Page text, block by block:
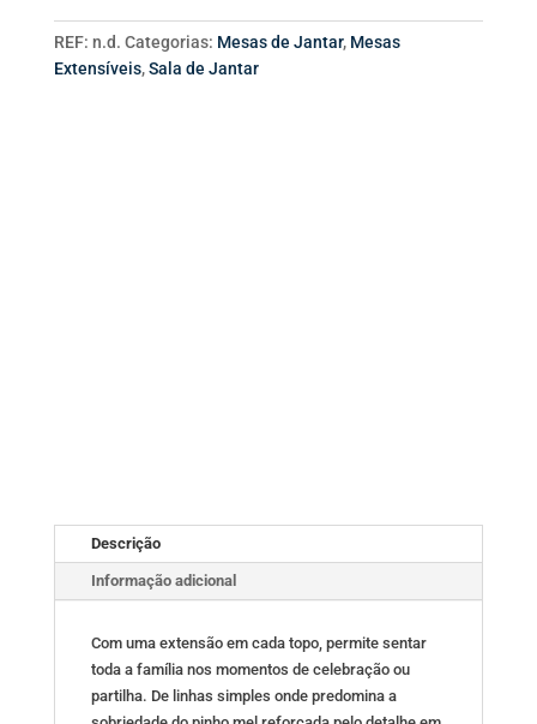
Chiado
278,62 €
through
REF: n.d. Categorias: Mesas de Jantar, Mesas
Extensíveis,Sala de Jantar
Descrição
Informação adicional
Com uma extensão em cada topo, permite sentar
toda a família nos momentos de celebração ou
partilha. De linhas simples onde predomina a